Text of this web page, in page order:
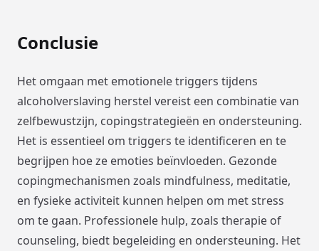
Conclusie
Het omgaan met emotionele triggers tijdens
alcoholverslaving herstel vereist een combinatie van
zelfbewustzijn, copingstrategieën en ondersteuning.
Het is essentieel om triggers te identificeren en te
begrijpen hoe ze emoties beïnvloeden. Gezonde
copingmechanismen zoals mindfulness, meditatie,
en fysieke activiteit kunnen helpen om met stress
om te gaan. Professionele hulp, zoals therapie of
counseling, biedt begeleiding en ondersteuning. Het